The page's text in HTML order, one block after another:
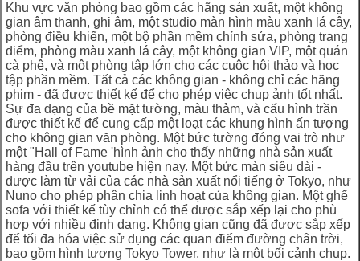
Khu vực văn phòng bao gồm các hãng sản xuất, một không
gian âm thanh, ghi âm, một studio màn hình màu xanh lá cây,
phòng điều khiển, một bộ phần mềm chỉnh sửa, phòng trang
điểm, phòng màu xanh lá cây, một không gian VIP, một quán
cà phê, và một phòng tập lớn cho các cuộc hội thảo và học
tập phần mềm. Tất cả các không gian - không chỉ các hãng
phim - đã được thiết kế để cho phép việc chụp ảnh tốt nhất.
Sự đa dạng của bề mặt tường, màu thảm, và cấu hình trần
được thiết kế để cung cấp một loạt các khung hình ấn tượng
cho không gian văn phòng. Một bức tường đóng vai trò như
một "Hall of Fame 'hình ảnh cho thấy những nhà sản xuất
hàng đầu trên youtube hiện nay. Một bức màn siêu dài -
được làm từ vải của các nhà sản xuất nổi tiếng ở Tokyo, như
Nuno cho phép phân chia linh hoạt của không gian. Một ghế
sofa với thiết kế tùy chỉnh có thể được sắp xếp lại cho phù
hợp với nhiều định dạng. Không gian cũng đã được sắp xếp
để tối đa hóa việc sử dụng các quan điểm đường chân trời,
bao gồm hình tượng Tokyo Tower, như là một bối cảnh chụp.